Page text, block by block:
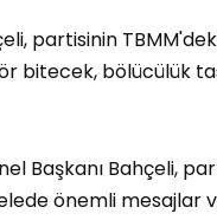
partisinin
bitecek, bölücülük
Başkanı Bahçeli,
önemli mesajlar